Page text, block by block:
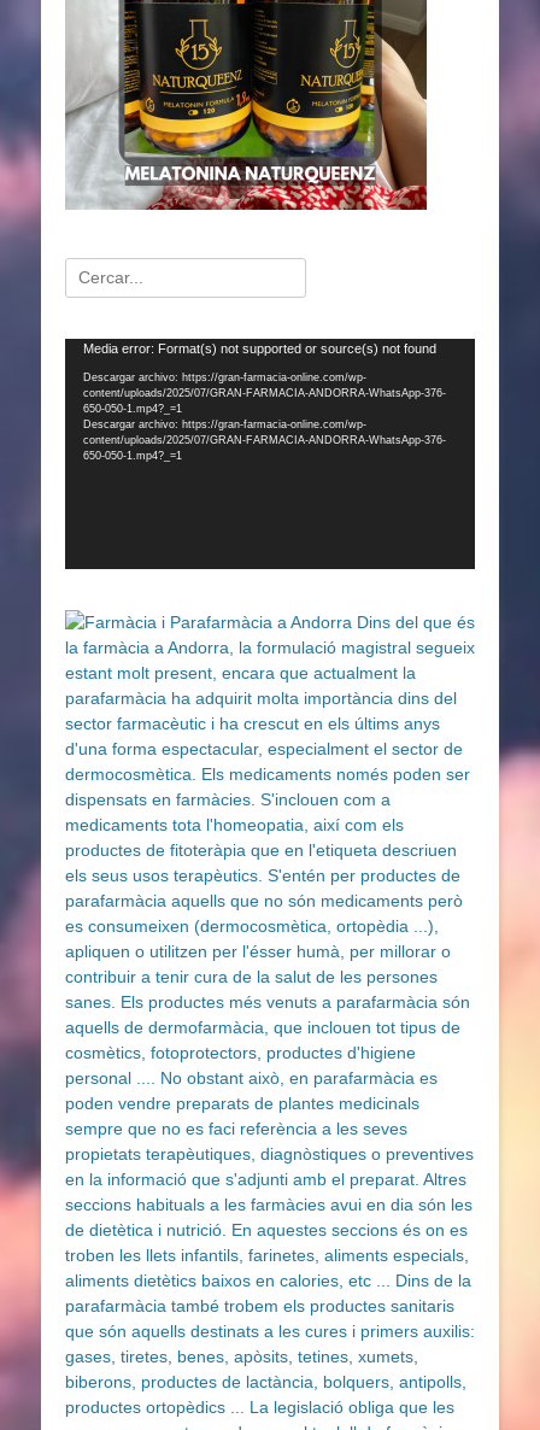
Buscar:
Reproductor
vídeo
Media error: Format(s) not supported or source(s) not found
Descargar archivo: https://gran-farmacia-online.com/wp-
content/uploads/2025/07/GRAN-FARMACIA-ANDORRA-WhatsApp-376-
650-050-1.mp4?_=1
Descargar archivo: https://gran-farmacia-online.com/wp-
content/uploads/2025/07/GRAN-FARMACIA-ANDORRA-WhatsApp-376-
650-050-1.mp4?_=1